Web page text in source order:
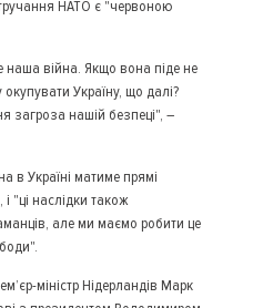
НАТО є "червоною
війна. Якщо вона піде не
Україну, що далі?
загроза нашій безпеці", –
в Україні матиме прямі
"ці наслідки також
але ми маємо робити це
міністр Нідерландів Марк